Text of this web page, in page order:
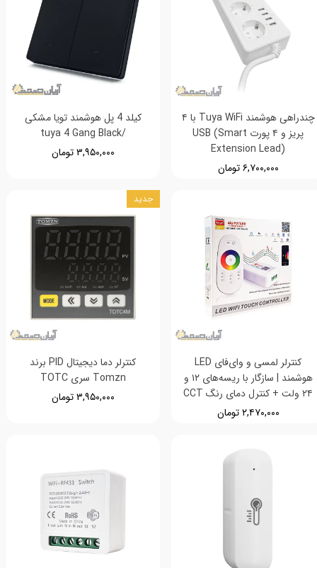
چندراهی هوشمند Tuya WiFi با ۴
پریز و ۴ پورت USB (Smart
Extension Lead)
۶,۷۰۰,۰۰۰ تومان
کیلد 4 پل هوشمند تویا مشکی
/tuya 4 Gang Black
۳,۹۵۰,۰۰۰ تومان
کنترلر لمسی و وای‌فای LED
هوشمند | سازگار با ریسه‌های ۱۲ و
۲۴ ولت + کنترل دمای رنگ CCT
۲,۴۷۰,۰۰۰ تومان
کنترلر دما دیجیتال PID برند
Tomzn سری TOTC
۳,۹۵۰,۰۰۰ تومان
جدید